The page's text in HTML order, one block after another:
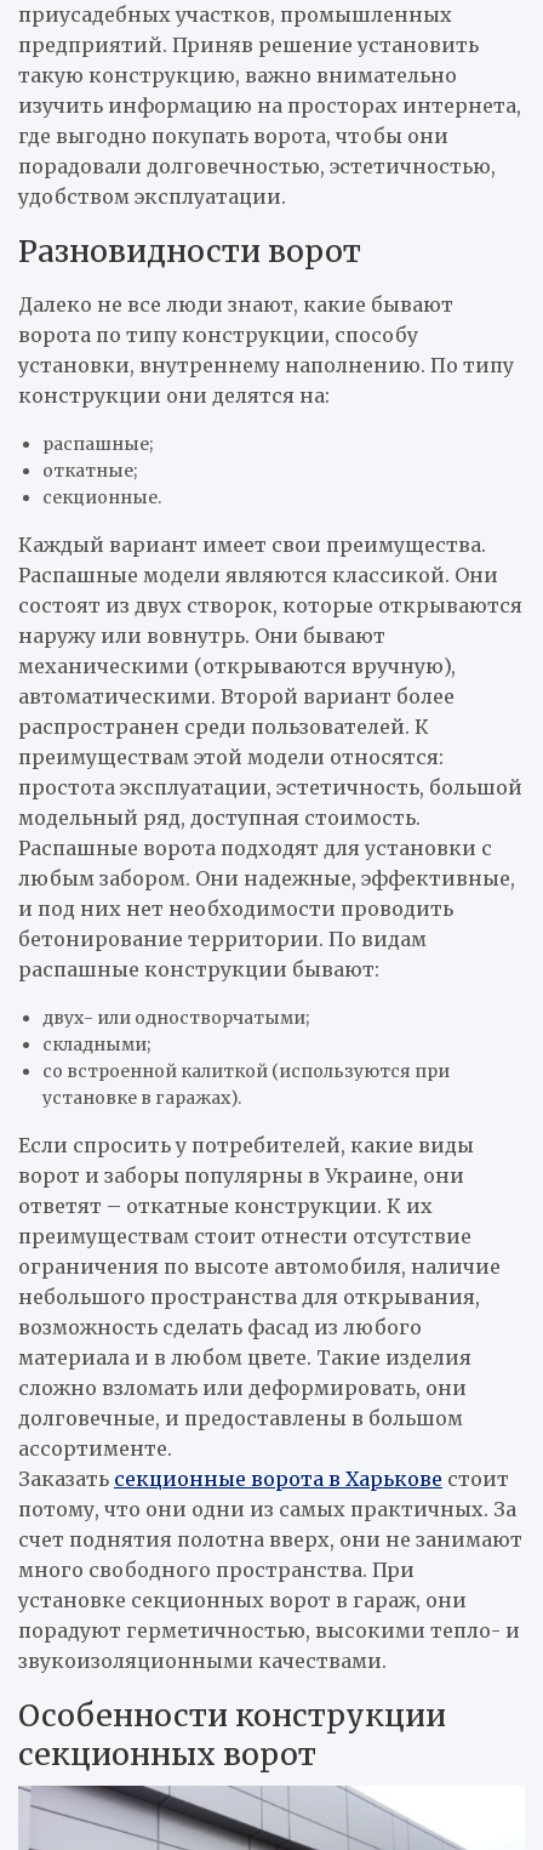
приусадебных участков, промышленных
предприятий. Приняв решение установить
такую конструкцию, важно внимательно
изучить информацию на просторах интернета,
где выгодно покупать ворота, чтобы они
порадовали долговечностью, эстетичностью,
удобством эксплуатации.
Разновидности ворот
Далеко не все люди знают, какие бывают
ворота по типу конструкции, способу
установки, внутреннему наполнению. По типу
конструкции они делятся на:
распашные;
откатные;
секционные.
Каждый вариант имеет свои преимущества.
Распашные модели являются классикой. Они
состоят из двух створок, которые открываются
наружу или вовнутрь. Они бывают
механическими (открываются вручную),
автоматическими. Второй вариант более
распространен среди пользователей. К
преимуществам этой модели относятся:
простота эксплуатации, эстетичность, большой
модельный ряд, доступная стоимость.
Распашные ворота подходят для установки с
любым забором. Они надежные, эффективные,
и под них нет необходимости проводить
бетонирование территории. По видам
распашные конструкции бывают:
двух- или одностворчатыми;
складными;
со встроенной калиткой (используются при
установке в гаражах).
Если спросить у потребителей, какие виды
ворот и заборы популярны в Украине, они
ответят – откатные конструкции. К их
преимуществам стоит отнести отсутствие
ограничения по высоте автомобиля, наличие
небольшого пространства для открывания,
возможность сделать фасад из любого
материала и в любом цвете. Такие изделия
сложно взломать или деформировать, они
долговечные, и предоставлены в большом
ассортименте.
Заказать секционные ворота в Харькове стоит
потому, что они одни из самых практичных. За
счет поднятия полотна вверх, они не занимают
много свободного пространства. При
установке секционных ворот в гараж, они
порадуют герметичностью, высокими тепло- и
звукоизоляционными качествами.
Особенности конструкции
секционных ворот